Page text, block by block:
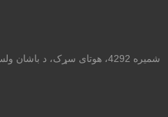
شمیره 4292، هوتای سړک، د باشان ولسوالۍ د شانګهای برانډ شیسویر